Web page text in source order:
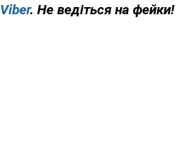
Viber. Не ведіться на фейки!